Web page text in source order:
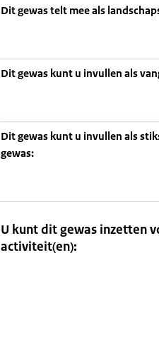
Dit gewas telt mee als
Dit gewas kunt u invullen als
Dit gewas kunt u invullen als
gewas:
U kunt dit gewas inzetten
activiteit(en):